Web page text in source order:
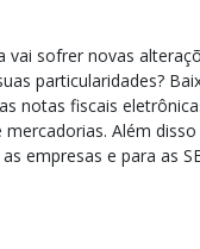
vai sofrer novas
particularidades?
notas fiscais
Além
empresas e para as